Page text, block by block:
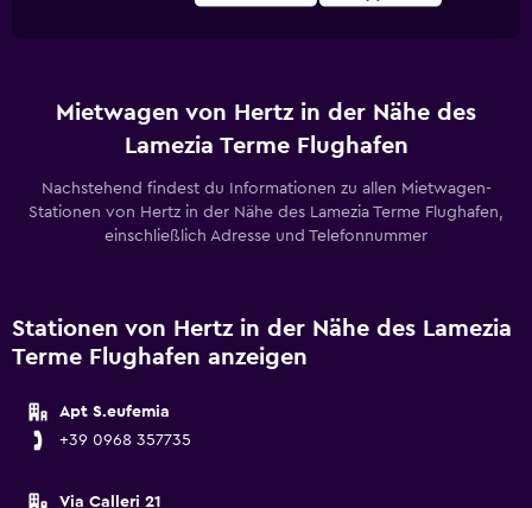
Mietwagen von Hertz in der Nähe des
Lamezia Terme Flughafen
Nachstehend findest du Informationen zu allen Mietwagen-
Stationen von Hertz in der Nähe des Lamezia Terme Flughafen,
einschließlich Adresse und Telefonnummer
Stationen von Hertz in der Nähe des Lamezia
Terme Flughafen anzeigen
Apt S.eufemia
+39 0968 357735
Via Calleri 21